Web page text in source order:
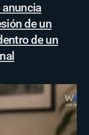
de un
de un